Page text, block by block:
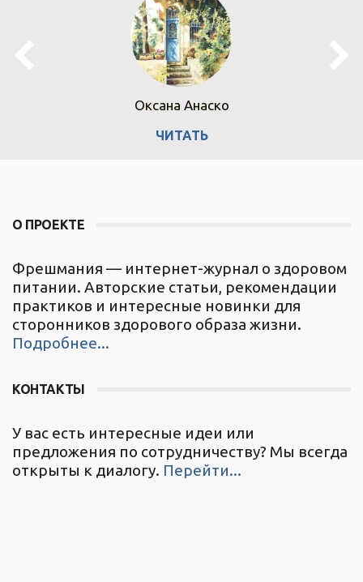
Оксана Анаско
ЧИТАТЬ
О ПРОЕКТЕ
Фрешмания — интернет-журнал о здоровом
питании. Авторские статьи, рекомендации
практиков и интересные новинки для
сторонников здорового образа жизни.
Подробнее...
КОНТАКТЫ
У вас есть интересные идеи или
предложения по сотрудничеству? Мы всегда
открыты к диалогу. Перейти...